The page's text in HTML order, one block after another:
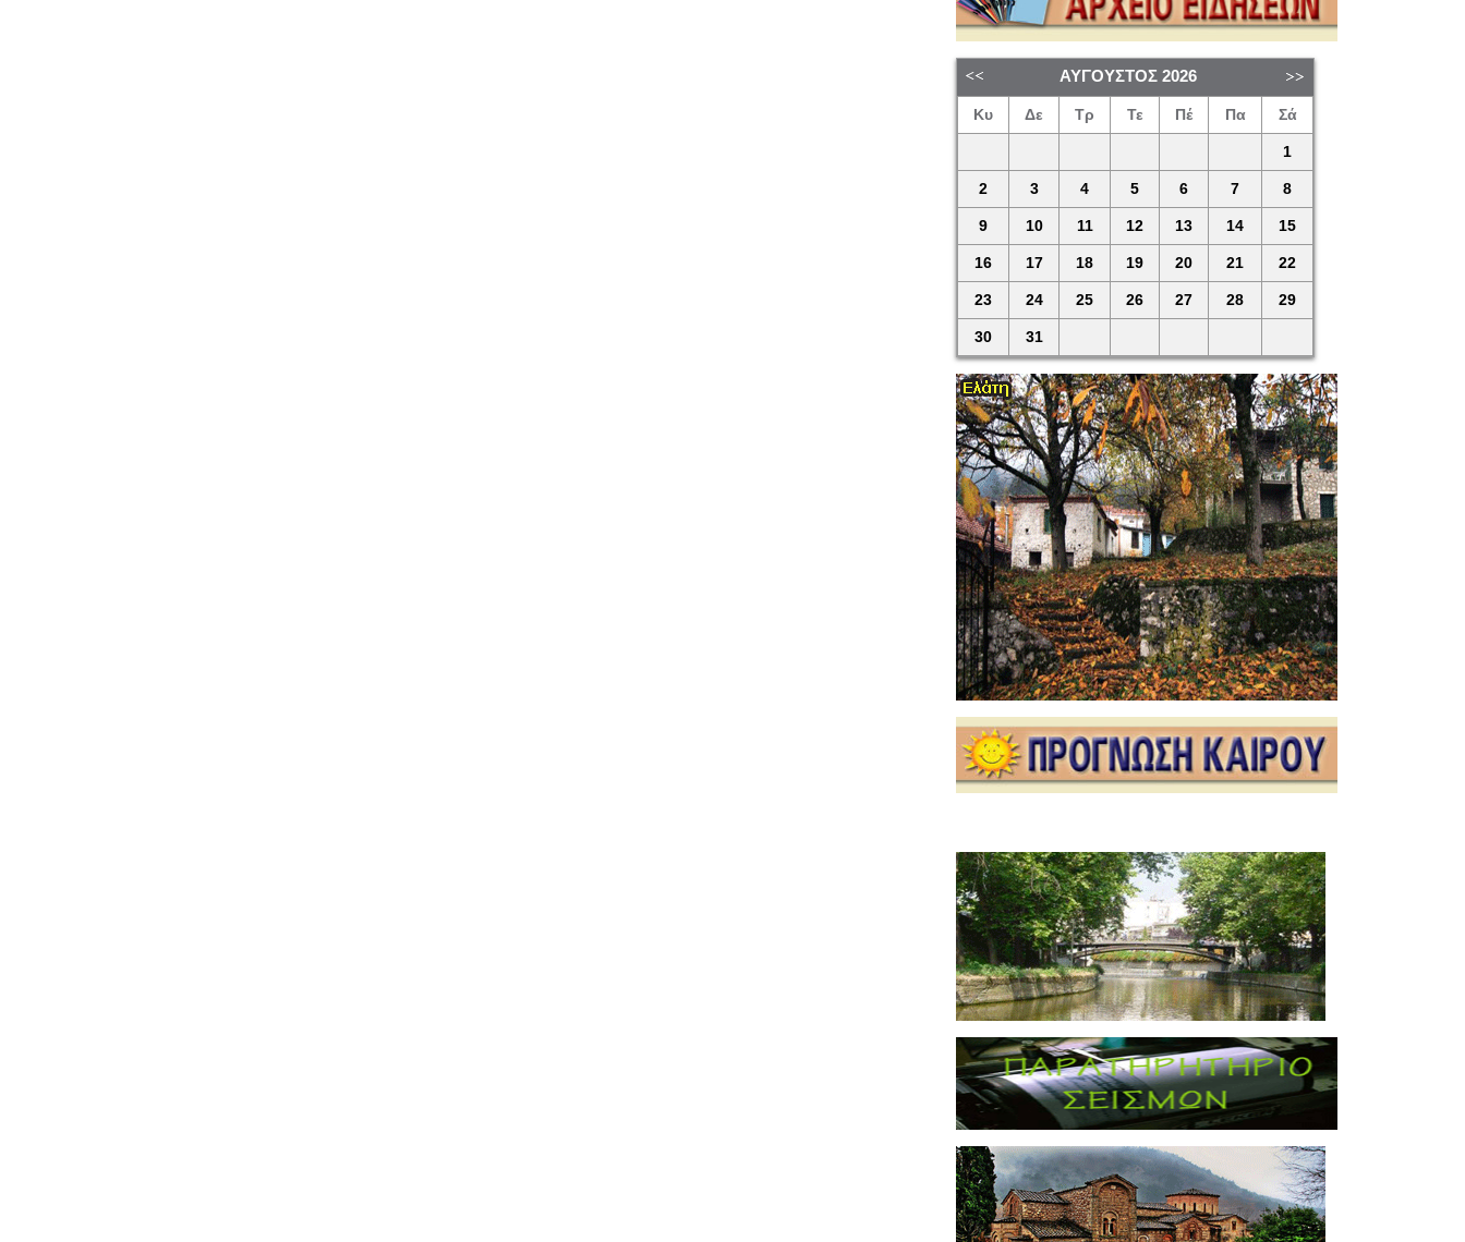
ΑΎΓΟΥΣΤΟΣ 2026
Κυ Δε Τρ Τε Πέ Πα Σά
1
2 3 4 5 6 7 8
9 10 11 12 13 14 15
16 17 18 19 20 21 22
23 24 25 26 27 28 29
30 31